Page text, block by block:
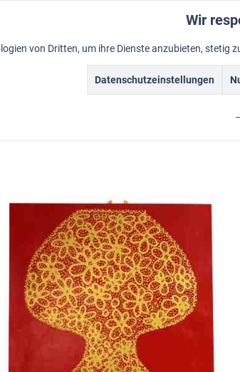
Ölbilder Acrylbilder
Wir
von Dritten, um ihre Dienste anzubieten, stetig
Datenschutzeinstellungen